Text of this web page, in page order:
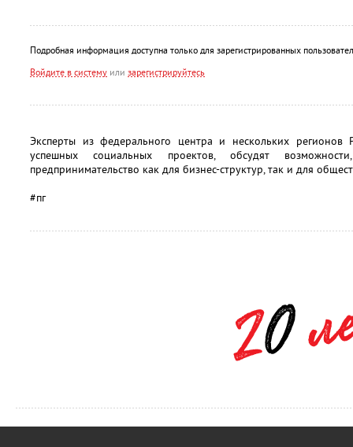
Подробная информация доступна только для зарегистрированных
Войдите в систему или зарегистрируйтесь
Эксперты из федерального центра и нескольких регионов
успешных социальных проектов, обсудят
предпринимательство как для бизнес-структур, так и для
#пг